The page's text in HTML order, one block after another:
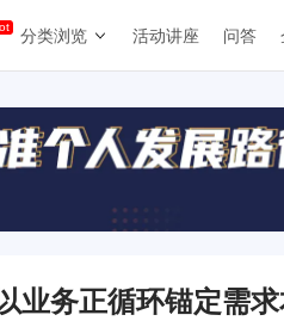
分类浏览 活动讲座 问答
业务正循环锚定需